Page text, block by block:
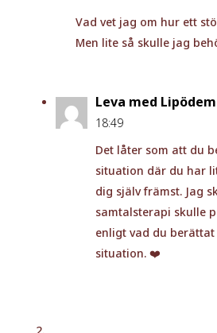
Vad vet jag om hur ett
Men lite så skulle jag
Leva med Lipödem
18:49
Det låter som att du
situation där du har
dig själv främst. Jag
samtalsterapi skulle
enligt vad du
situation. ❤️